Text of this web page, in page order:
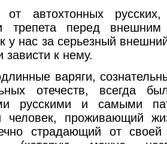
автохтонных русских,
трепета перед
у нас за серьезный
зависти к нему.
варяги,
отечеств, всегда
русскими и самыми
человек, проживающий
страдающий от своей